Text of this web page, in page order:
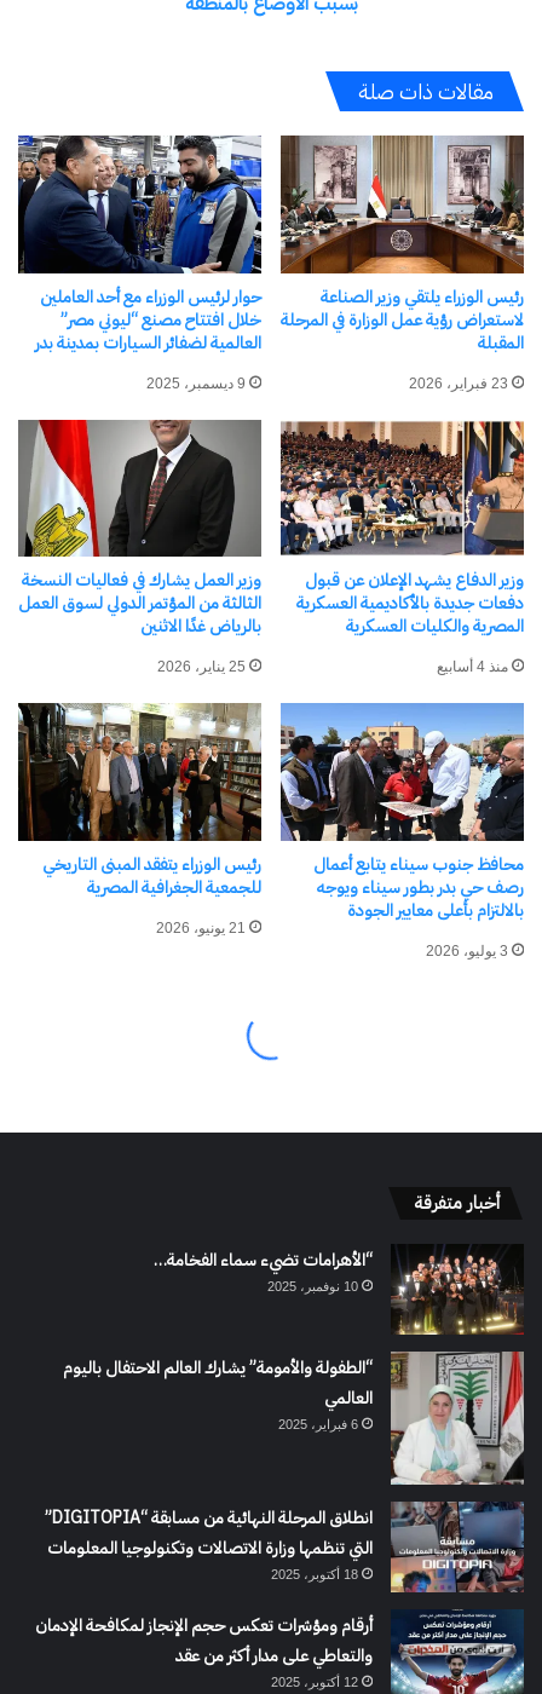
أخبار متفرقة
“الأهرامات تضيء سماء الفخامة…
10 نوفمبر، 2025
“الطفولة والأمومة” يشارك العالم الاحتفال باليوم
العالمي
6 فبراير، 2025
انطلاق المرحلة النهائية من مسابقة “DIGITOPIA”
التي تنظمها وزارة الاتصالات وتكنولوجيا المعلومات
18 أكتوبر، 2025
أرقام ومؤشرات تعكس حجم الإنجاز لمكافحة الإدمان
والتعاطي على مدار أكثر من عقد
12 أكتوبر، 2025